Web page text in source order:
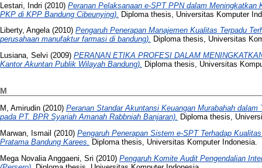
Lestari, Indri (2010) Peranan Pelaksanaan e-SPT PPN dalam
PKP di KPP Bandung Cibeunying). Diploma thesis, Universitas Komputer
Liberty, Angela(2010) Pengaruh Penerapan Manajemen Kualitas Terpadu
perusahaan manufaktur farmasi di bandung). Diploma thesis, Universitas
Lusiana, Selvi (2009) PERANAN ETIKA PROFESI DALAM
Kantor Akuntan Publik Wilayah Bandung). Diploma thesis, Universitas
M
M, Amirudin (2010) Peranan Standar Akuntansi Keuangan Murabahah
pada PT. BPR Syariah Amanah Rabbniah Banjaran). Diploma thesis,
Marwan, Ismail (2010) Pengaruh Penerapan Sistem e-SPT Terhadap
Pratama Bandung Karees.
Diploma thesis, Universitas Komputer Indonesia.
Mega Novalia Anggaeni, Sri (2010) Pengaruh Komite Audit Pengendalian